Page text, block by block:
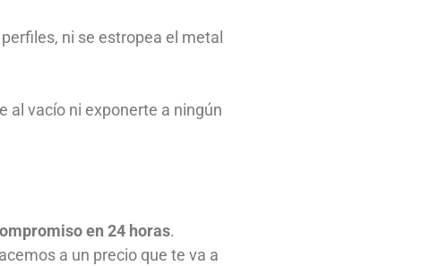
ni se estropea el metal
al vacío ni exponerte a ningún
en 24 horas.
a un precio que te va a